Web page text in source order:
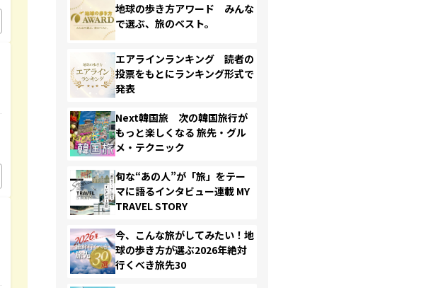
地球の歩き方アワード みんな
で選ぶ、旅のベスト。
エアラインランキング 読者の
投票をもとにランキング形式で
発表
Next韓国旅 次の韓国旅行が
もっと楽しくなる 旅先・グル
メ・テクニック
旬な“あの人”が「旅」をテー
マに語るインタビュー連載 MY
TRAVEL STORY
今、こんな旅がしてみたい！地
球の歩き方が選ぶ2026年絶対
行くべき旅先30